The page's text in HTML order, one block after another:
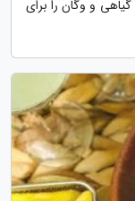
و وگان را برای